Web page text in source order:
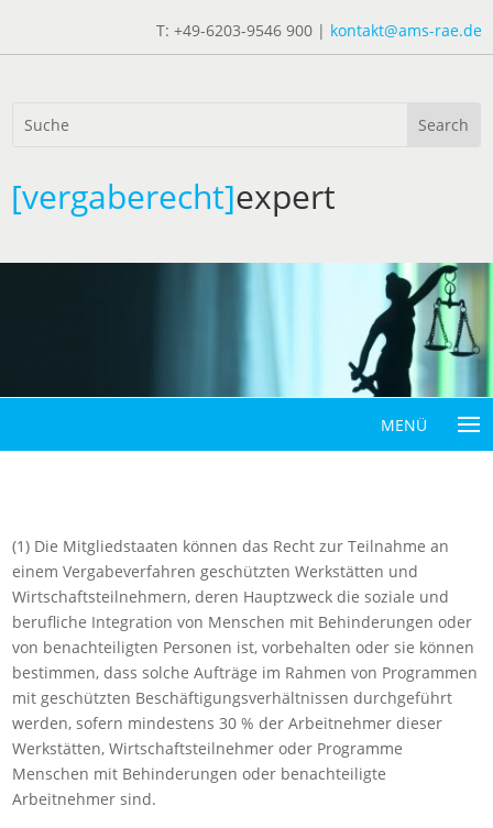
T: +49-6203-9546 900 | kontakt@ams-rae.de
[vergaberecht]expert
(1) Die Mitgliedstaaten können das Recht zur Teilnahme an
einem Vergabeverfahren geschützten Werkstätten und
Wirtschaftsteilnehmern, deren Hauptzweck die soziale und
berufliche Integration von Menschen mit Behinderungen oder
von benachteiligten Personen ist, vorbehalten oder sie können
bestimmen, dass solche Aufträge im Rahmen von Programmen
mit geschützten Beschäftigungsverhältnissen durchgeführt
werden, sofern mindestens 30 % der Arbeitnehmer dieser
Werkstätten, Wirtschaftsteilnehmer oder Programme
Menschen mit Behinderungen oder benachteiligte
Arbeitnehmer sind.